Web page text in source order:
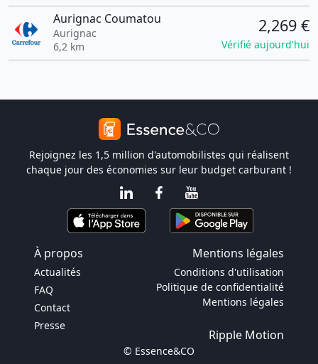
Aurignac Coumatou
Aurignac
6,2 km
2,269 €
Vérifié aujourd'hui
Rejoignez les 1,5 million d'automobilistes qui réalisent
chaque jour des économies sur leur budget carburant !
À propos Mentions légales
Actualités
FAQ
Contact
Presse
Conditions d'utilisation
Politique de confidentialité
Mentions légales
Ripple Motion
© Essence&CO